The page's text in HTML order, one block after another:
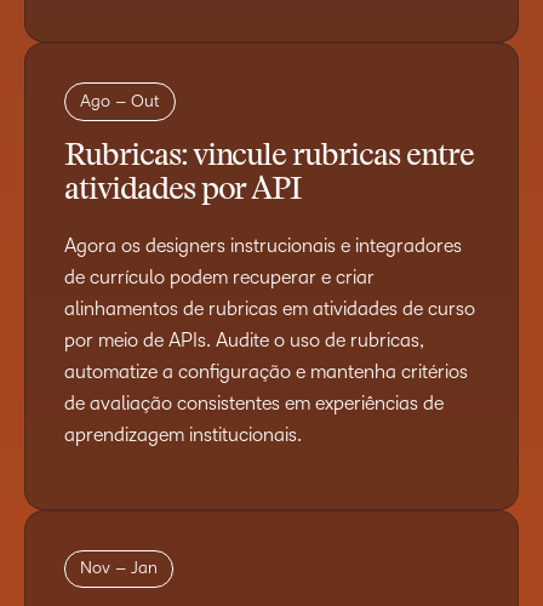
Ago – Out
Rubricas: vincule rubricas entre
atividades por API
Agora os designers instrucionais e integradores
de currículo podem recuperar e criar
alinhamentos de rubricas em atividades de curso
por meio de APIs. Audite o uso de rubricas,
automatize a configuração e mantenha critérios
de avaliação consistentes em experiências de
aprendizagem institucionais.
Nov – Jan